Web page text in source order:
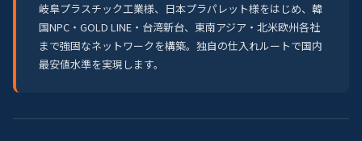
岐阜プラスチック工業様、日本プラパレット様をはじめ、韓
国NPC・GOLD LINE・台湾新台、東南アジア・北米欧州各社
まで強固なネットワークを構築。独自の仕入れルートで国内
最安値水準を実現します。